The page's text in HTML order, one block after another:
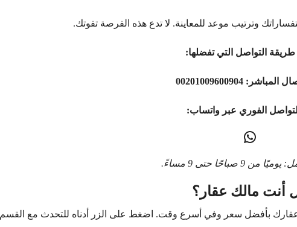
وترتيب موعد للمعاينة. لا تدع هذه الفرصة تفوتك.
طريقة التواصل التي تفضلها:
المباشر: 00201009600904
الفوري عبر واتساب:
من 9 صباحًا حتى 9 مساءً.
أنت مالك عقار؟
عقارك بأفضل سعر وفي أسرع وقت. اضغط على الزر أدناه للتحدث مع القسم